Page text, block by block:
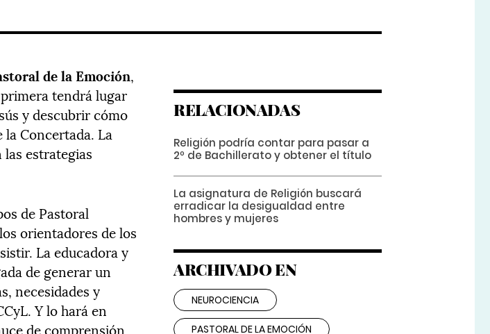
de la Emoción,
tendrá lugar
y descubrir cómo
la Concertada. La
estrategias
de Pastoral
orientadores de los
La educadora y
de generar un
necesidades y
Y lo hará en
de comprensión
RELACIONADAS
Religión podría contar para pasar a
2º de Bachillerato y obtener el título
La asignatura de Religión buscará
erradicar la desigualdad entre
hombres y mujeres
ARCHIVADO EN
NEUROCIENCIA
PASTORAL DE LA EMOCIÓN